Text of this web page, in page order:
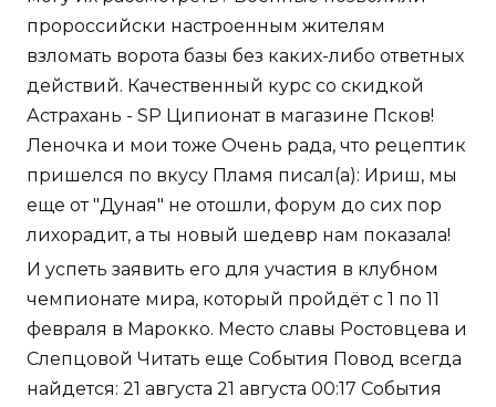
пророссийски настроенным жителям
взломать ворота базы без каких-либо ответных
действий. Качественный курс со скидкой
Астрахань - SP Ципионат в магазине Псков!
Леночка и мои тоже Очень рада, что рецептик
пришелся по вкусу Пламя писал(а): Ириш, мы
еще от "Дуная" не отошли, форум до сих пор
лихорадит, а ты новый шедевр нам показала!
И успеть заявить его для участия в клубном
чемпионате мира, который пройдёт с 1 по 11
февраля в Марокко. Место славы Ростовцева и
Слепцовой Читать еще События Повод всегда
найдется: 21 августа 21 августа 00:17 События